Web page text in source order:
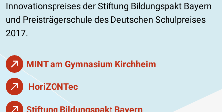
Innovationspreises der Stiftung Bildungspakt Bayern
und Preisträgerschule des Deutschen Schulpreises
2017.
MINT am Gymnasium Kirchheim
HoriZONTec
Stiftung Bildungspakt Bayern